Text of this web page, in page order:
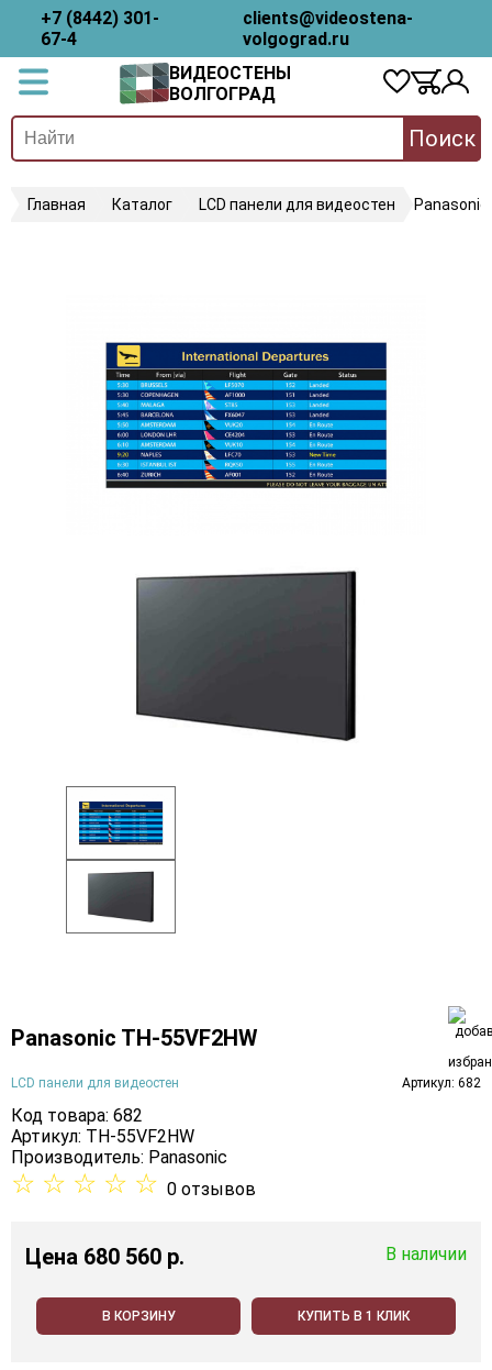
+7 (8442) 301-
67-4
clients@videostena-
volgograd.ru
ВИДЕОСТЕНЫ
ВОЛГОГРАД
Поиск
Главная Каталог LCD панели для видеостен Panasonic
Panasonic TH-55VF2HW
LCD панели для видеостен Артикул: 682
Код товара: 682
Артикул: TH-55VF2HW
Производитель: Panasonic
☆ ☆ ☆ ☆ ☆ 0 отзывов
Цена 680 560 p. В наличии
В КОРЗИНУ КУПИТЬ В 1 КЛИК